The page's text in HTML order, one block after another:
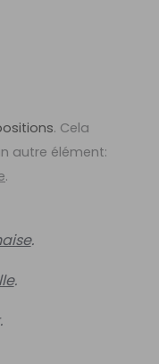
. Cela
autre élément:
.
.
.
.